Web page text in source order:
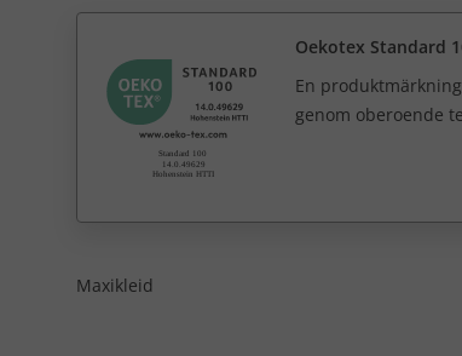
Oekotex Standard
En
genom oberoende
Maxikleid